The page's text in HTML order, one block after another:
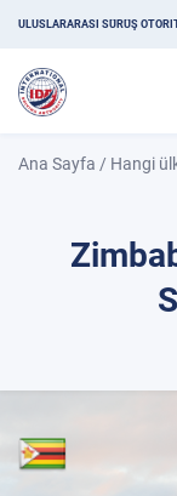
ULUSLARARASI SÜRÜŞ
Ana Sayfa / Hangi